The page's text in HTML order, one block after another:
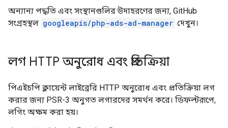
অন্যান্য পদ্ধতি এবং সংস্থানগুলির উদাহরণের জন্য, GitHub
সংগ্রহস্থল googleapis/php-ads-ad-manager দেখুন।
লগ HTTP অনুরোধ এবং প্রতিক্রিয়া
পিএইচপি ক্লায়েন্ট লাইব্রেরি HTTP অনুরোধ এবং প্রতিক্রিয়া লগ
করার জন্য PSR-3 অনুগত লগারদের সমর্থন করে। ডিফল্টরূপে,
লগিং অক্ষম করা হয়।